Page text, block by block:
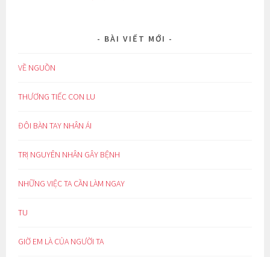
BÀI VIẾT MỚI
VỀ NGUỒN
THƯƠNG TIẾC CON LU
ĐÔI BÀN TAY NHÂN ÁI
TRỊ NGUYÊN NHÂN GÂY BỆNH
NHỮNG VIỆC TA CẦN LÀM NGAY
TU
GIỜ EM LÀ CỦA NGƯỜI TA